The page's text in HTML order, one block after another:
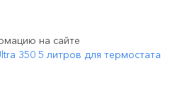
на сайте
350 5 литров для термостата